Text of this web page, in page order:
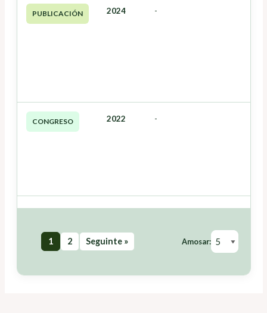
PUBLICACIÓN 2024 -
CONGRESO 2022 -
1 2 Seguinte » Amosar: